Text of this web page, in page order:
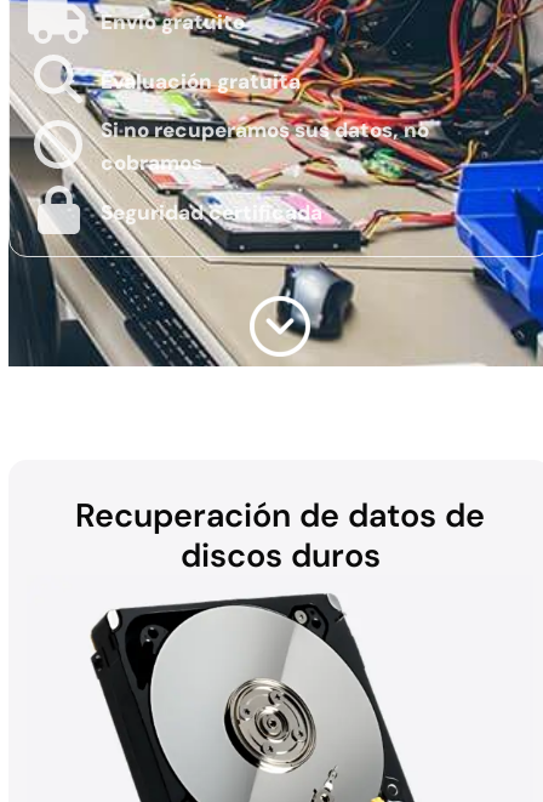
Envío gratuito
Evaluación gratuita
Si no recuperamos sus datos, no
cobramos
Seguridad certificada
Recuperación de datos de
discos duros